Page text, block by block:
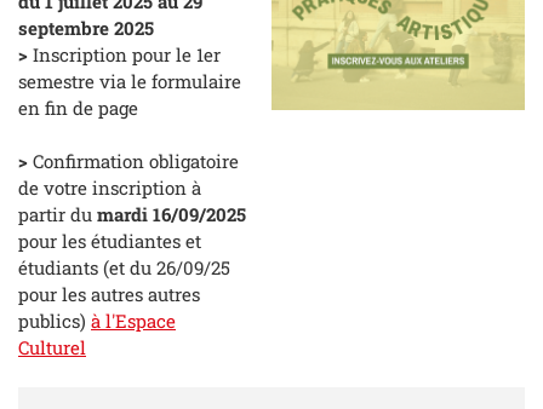
septembre 2025
> Inscription pour le 1er
semestre via le formulaire
en fin de page
> Confirmation obligatoire
de votre inscription à
partir du mardi 16/09/2025
pour les étudiantes et
étudiants (et du 26/09/25
pour les autres autres
publics) à l'Espace
Culturel